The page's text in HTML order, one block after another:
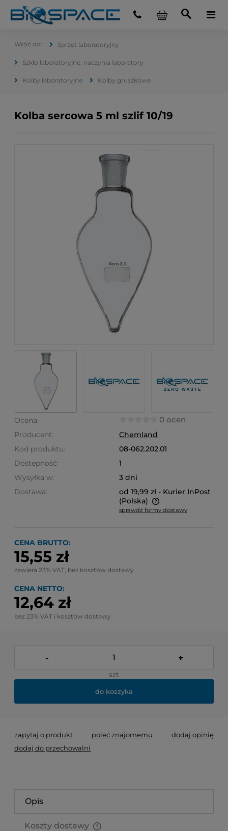
Sprzęt laboratoryjny
Szkło laboratoryjne, naczynia laboratory
Kolby laboratoryjne Kolby gruszkowe
Kolba sercowa 5 ml szlif 10/19
Ocena: 0 ocen
Producent:
Chemland
Kod produktu:
08-062.202.01
Dostępność:
1
Wysyłka w:
3 dni
Dostawa:
od 19,99 zł - Kurier InPost
(Polska)
Cena nie zawiera ewentualnych kosztów płatności
sprawdź formy dostawy
CENA BRUTTO:
15,55 zł
zawiera 23% VAT, bez kosztów dostawy
CENA NETTO:
12,64 zł
bez 23% VAT i kosztów dostawy
- +
szt
do koszyka
zapytaj o produkt poleć znajomemu
dodaj opinię
dodaj do przechowalni
Opis
Koszty dostawy